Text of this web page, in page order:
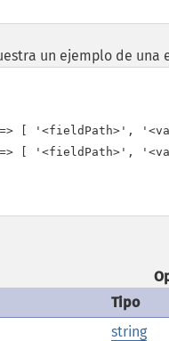
un ejemplo de una
[ '<fieldPath>',
[ '<fieldPath>',
Tipo
string